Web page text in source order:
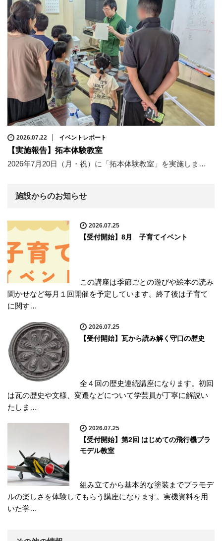
2026.07.22 イベントレポート
【実施報告】拓本体験教室
2026年7月20日（月・祝）に「拓本体験教室」を実施しま…
施設からのお知らせ
2026.07.25
【受付開始】8月 子育てイベント
この講座は季節ごとの遊びや絵本の読み
聞かせなど毎月１回開催を予定しています。終了後は子育て
に関す…
2026.07.25
【受付開始】瓦から読み解く守口の歴史
全４回の歴史連続講座になります。初回
は瓦の歴史や文様、変遷などについて学芸員が丁寧に解説い
たしま…
2026.07.25
【受付開始】第2回 はじめての飛行機プラ
モデル教室
組み立てから基本的な塗装までプラモデ
ルの楽しさを体験してもらう講座になります。実機資料を用
いた学…